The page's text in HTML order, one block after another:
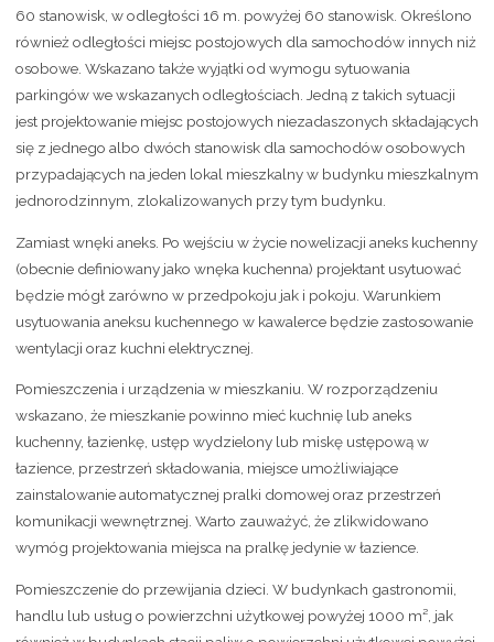
60 stanowisk, w odległości 16 m. powyżej 60 stanowisk. Określono
również odległości miejsc postojowych dla samochodów innych niż
osobowe. Wskazano także wyjątki od wymogu sytuowania
parkingów we wskazanych odległościach. Jedną z takich sytuacji
jest projektowanie miejsc postojowych niezadaszonych składających
się z jednego albo dwóch stanowisk dla samochodów osobowych
przypadających na jeden lokal mieszkalny w budynku mieszkalnym
jednorodzinnym, zlokalizowanych przy tym budynku.
Zamiast wnęki aneks. Po wejściu w życie nowelizacji aneks kuchenny
(obecnie definiowany jako wnęka kuchenna) projektant usytuować
będzie mógł zarówno w przedpokoju jak i pokoju. Warunkiem
usytuowania aneksu kuchennego w kawalerce będzie zastosowanie
wentylacji oraz kuchni elektrycznej.
Pomieszczenia i urządzenia w mieszkaniu. W rozporządzeniu
wskazano, że mieszkanie powinno mieć kuchnię lub aneks
kuchenny, łazienkę, ustęp wydzielony lub miskę ustępową w
łazience, przestrzeń składowania, miejsce umożliwiające
zainstalowanie automatycznej pralki domowej oraz przestrzeń
komunikacji wewnętrznej. Warto zauważyć, że zlikwidowano
wymóg projektowania miejsca na pralkę jedynie w łazience.
Pomieszczenie do przewijania dzieci. W budynkach gastronomii,
handlu lub usług o powierzchni użytkowej powyżej 1000 m², jak